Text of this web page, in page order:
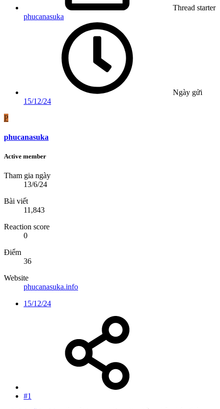
Thread starter
phucanasuka
Ngày gửi
15/12/24
P
phucanasuka
Active member
Tham gia ngày
13/6/24
Bài viết
11,843
Reaction score
0
Điểm
36
Website
phucanasuka.info
15/12/24
#1